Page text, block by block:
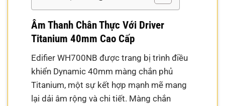
Âm Thanh Chân Thực Với Driver
Titanium 40mm Cao Cấp
Edifier WH700NB được trang bị trình điều
khiển Dynamic 40mm màng chắn phủ
Titanium, một sự kết hợp mạnh mẽ mang
lại dải âm rộng và chi tiết. Màng chắn